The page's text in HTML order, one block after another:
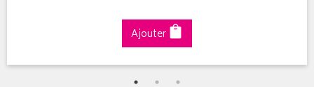
Ajouter